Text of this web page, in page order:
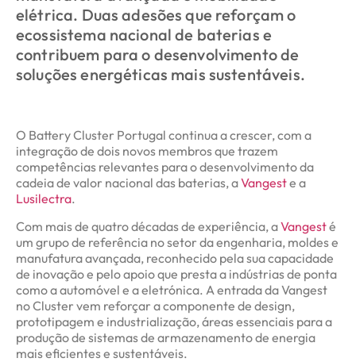
elétrica. Duas adesões que reforçam o
ecossistema nacional de baterias e
contribuem para o desenvolvimento de
soluções energéticas mais sustentáveis.
O Battery Cluster Portugal continua a crescer, com a
integração de dois novos membros que trazem
competências relevantes para o desenvolvimento da
cadeia de valor nacional das baterias, aVangeste a
Lusilectra.
Com mais de quatro décadas de experiência, aVangesté
um grupo de referência no setor da engenharia, moldes e
manufatura avançada, reconhecido pela sua capacidade
de inovação e pelo apoio que presta a indústrias de ponta
como a automóvel e a eletrónica. A entrada da Vangest
no Cluster vem reforçar a componente de design,
prototipagem e industrialização, áreas essenciais para a
produção de sistemas de armazenamento de energia
mais eficientes e sustentáveis.